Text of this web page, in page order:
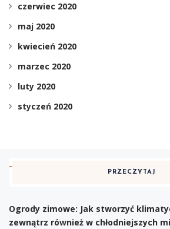
czerwiec 2020
maj 2020
kwiecień 2020
marzec 2020
luty 2020
styczeń 2020
PRZECZYTAJ
Ogrody zimowe: Jak stworzyć
zewnątrz również w chłodniejszych